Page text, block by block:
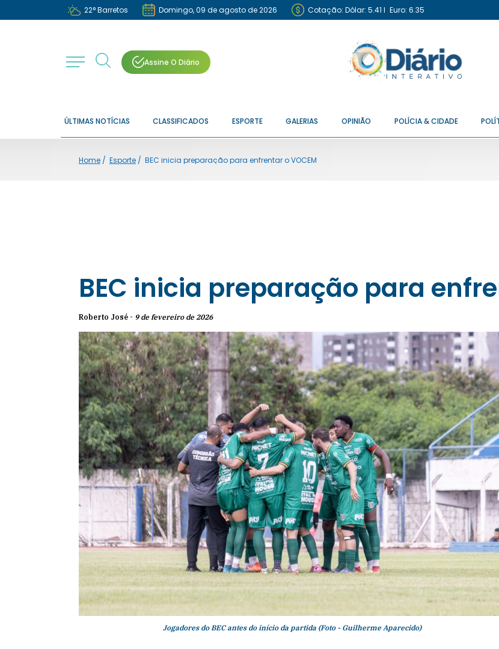
22°Barretos Domingo, 09 de agosto de 2026 Cotação: Dólar: 5.41 I Euro: 6.35
Assine O Diário
ÚLTIMAS NOTÍCIAS CLASSIFICADOS ESPORTE GALERIAS OPINIÃO POLÍCIA & CIDADE
Home/ Esporte/ BEC inicia preparação para enfrentar o VOCEM
BEC inicia preparação para
Roberto José - 9 de fevereiro de 2026
Jogadores do BEC antes do início da partida (Foto - Guilherme Aparecido)